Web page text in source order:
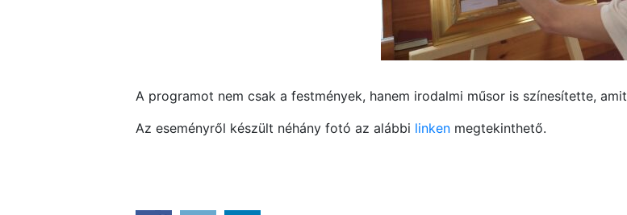
A programot nem csak a festmények, hanem irodalmi műsor is színesítette, amit
Az eseményről készült néhány fotó az alábbi linken megtekinthető.